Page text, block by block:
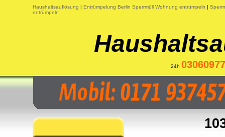
Haushaltsauflösung | Entrümpelung Berlin Sperrmüll Wohnung entrümpeln |
entrümpeln
24h